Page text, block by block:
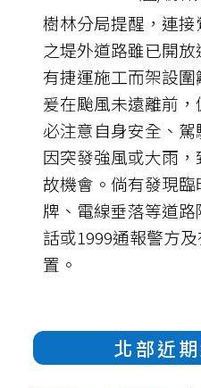
樹林分局提醒，連
之堤外道路雖已開
有捷運施工而架設圍
爰在颱風未遠離前
必注意自身安全、
因突發強風或大雨
故機會。倘有發現
牌、電線垂落等道
話或1999通報警方
置。
北部近